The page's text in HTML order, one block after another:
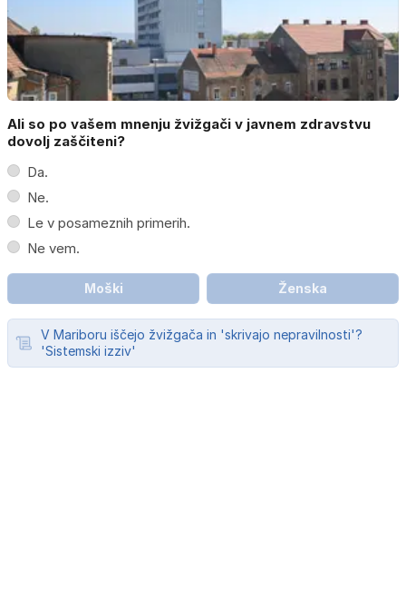
Ali so po vašem mnenju žvižgači v javnem zdravstvu
dovolj zaščiteni?
Da.
Ne.
Le v posameznih primerih.
Ne vem.
Moški Ženska
V Mariboru iščejo žvižgača in 'skrivajo nepravilnosti'?
'Sistemski izziv'